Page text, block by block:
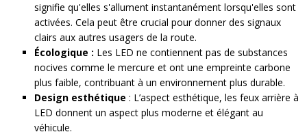
signifie qu'elles s'allument instantanément lorsqu'elles sont
activées. Cela peut être crucial pour donner des signaux
clairs aux autres usagers de la route.
Écologique : Les LED ne contiennent pas de substances
nocives comme le mercure et ont une empreinte carbone
plus faible, contribuant à un environnement plus durable.
Design esthétique : L’aspect esthétique, les feux arrière à
LED donnent un aspect plus moderne et élégant au
véhicule.